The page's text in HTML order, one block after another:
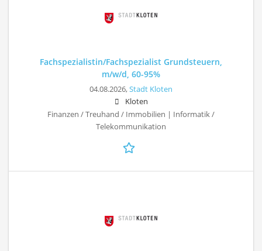
Fachspezialistin/Fachspezialist Grundsteuern,
m/w/d, 60-95%
04.08.2026,Stadt Kloten
Kloten
Finanzen / Treuhand / Immobilien | Informatik /
Telekommunikation